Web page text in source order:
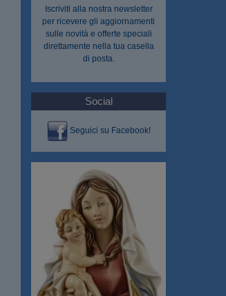
Iscriviti alla nostra newsletter
per ricevere gli aggiornamenti
sulle novità e offerte speciali
direttamente nella tua casella
di posta.
Social
Seguici su Facebook!